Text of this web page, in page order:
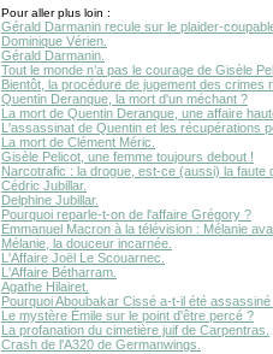
Pour aller plus loin :
Gérald Darmanin recule sur le plaider-
Dominique Vérien.
Gérald Darmanin.
Tout le monde n’a pas le courage de Gisèle
Bientôt, la procédure de jugement des crimes
Quentin Deranque, la mort d'un méchant ?
La mort de Quentin Deranque, une affaire
L'assassinat de Quentin et les récupérations
La mort de Clément Méric.
Gisèle Pelicot, une femme toujours debout !
Narcotrafic : la drogue, est-ce (aussi) la faute
Cédric Jubillar.
Delphine Jubillar.
Pourquoi reparle-t-on de l'affaire Grégory ?
Emmanuel Macron à la télévision : Mélanie
Mélanie, la douceur incarnée.
L'Affaire Joël Le Scouarnec.
L'Affaire Bétharram.
Agathe Hilairet.
Pourquoi Aboubakar Cissé a-t-il été assassiné
Le mystère Émile sur le point d'être percé ?
La profanation du cimetière juif de Carpentras.
Crash de l'A320 de Germanwings.